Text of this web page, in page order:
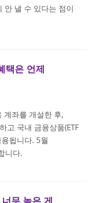
안 낼 수 있다는 점이
택은 언제
계좌를 개설한 후,
고 국내 금융상품(ETF
됩니다. 5월
니다.
무 높은 게